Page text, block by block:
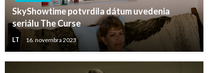
SkyShowtime potvrdila dátum uvedenia
seriálu The Curse
LT 16. novembra 2023